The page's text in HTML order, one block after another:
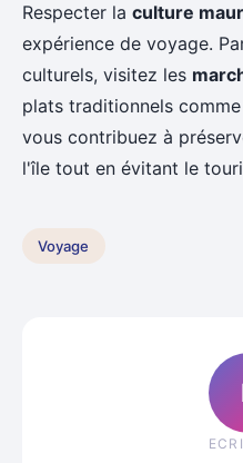
Respecter la culture
expérience de voyage.
culturels, visitez les
plats traditionnels
vous contribuez à
l'île tout en évitant le
Voyage